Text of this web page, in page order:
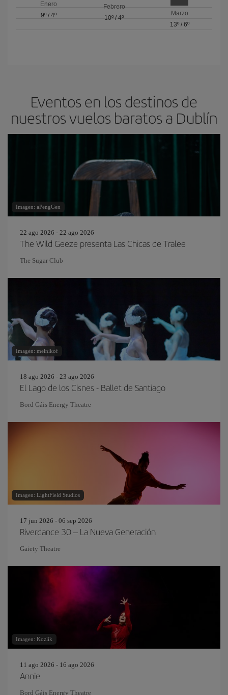
Enero
9º/ 4º
Febrero
10º / 4º
Marzo
13º/ 6º
Eventos en los destinos de
nuestros vuelos baratos a Dublín
Imagen: aPengGen
22 ago 2026 - 22 ago 2026
The Wild Geeze presenta Las Chicas de Tralee
The Sugar Club
Imagen: melnikof
18 ago 2026 - 23 ago 2026
El Lago de los Cisnes - Ballet de Santiago
Bord Gáis Energy Theatre
Imagen: LightField Studios
17 jun 2026 - 06 sep 2026
Riverdance 30 – La Nueva Generación
Gaiety Theatre
Imagen: Kozlik
11 ago 2026 - 16 ago 2026
Annie
Bord Gáis Energy Theatre